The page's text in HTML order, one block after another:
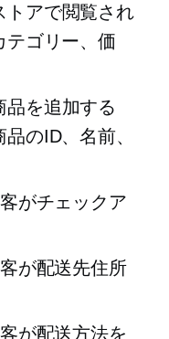
トアで閲覧され
テゴリー、価
品を追加する
のID、名前、
がチェックア
が配送先住所
が配送方法を